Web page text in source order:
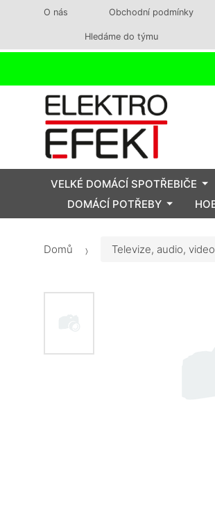
O nás Obchodní podmínky
Hledáme do týmu
VELKÉ DOMÁCÍ SPOTŘEBIČE
DOMÁCÍ POTŘEBY
Domů Televize, audio, video